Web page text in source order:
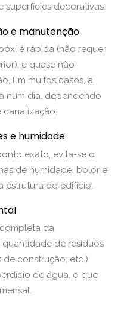
superfícies decorativas.
e manutenção
é rápida (não requer
e quase não
Em muitos casos, a
num dia, dependendo
canalização.
e humidade
exato, evita-se o
de humidade, bolor e
estrutura do edifício.
da
de resíduos
de construção, etc.).
de água, o que